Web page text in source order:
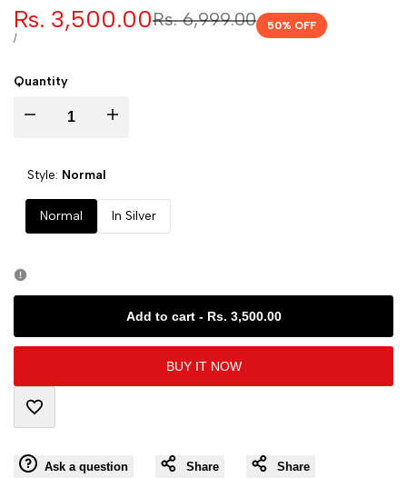
Regular
Rs. 6,999.00
Sale
price
Rs. 3,500.00
UNIT
/PER
50% OFF
Quantity
I18n
Missing
value
"Decrease
I18n
Missing
"product"
Style: Normal
Normal In Silver
Add to cart- Rs. 3,500.00
Add
to
BUY IT NOW
Ask a question Share Share